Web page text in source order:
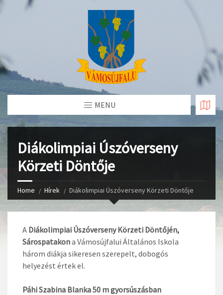
Skip
MENU
Diákolimpiai Úszóverseny
Körzeti Döntője
Home Hírek Diákolimpiai Úszóverseny Körzeti Döntője
A Diákolimpiai Úszóverseny Körzeti Döntőjén,
Sárospatakona Vámosújfalui Általános Iskola
három diákja sikeresen szerepelt, dobogós
helyezést értek el.
Páhi Szabina Blanka 50 m gyorsúszásban